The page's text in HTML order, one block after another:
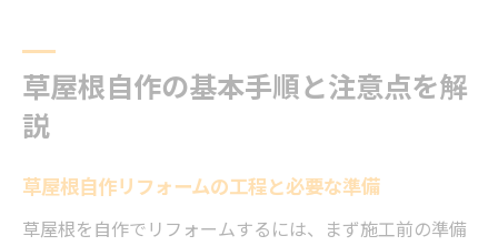
草屋根自作の基本手順と注意点を解
説
草屋根自作リフォームの工程と必要な準備
草屋根を自作でリフォームするには、まず施工前の準備